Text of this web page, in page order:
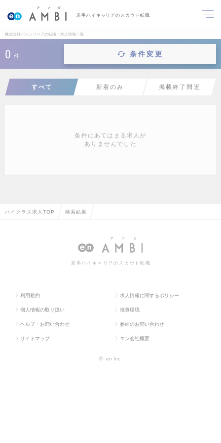
若手ハイキャリアのスカウト転職
株式会社バーンリペアの転職・求人情報一覧
0 件 条件変更
すべて 新着のみ 掲載終了間近
条件にあてはまる求人が
ありませんでした
ハイクラス求人TOP 検索結果
若手ハイキャリアのスカウト転職
利用規約 求人情報に関するポリシー
個人情報の取り扱い 推奨環境
ヘルプ・お問い合わせ 参画のお問い合わせ
サイトマップ エン会社概要
© en Inc.